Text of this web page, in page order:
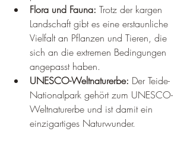
Flora und Fauna: Trotz der kargen
Landschaft gibt es eine erstaunliche
Vielfalt an Pflanzen und Tieren, die
sich an die extremen Bedingungen
angepasst haben.
UNESCO-Weltnaturerbe: Der Teide-
Nationalpark gehört zum UNESCO-
Weltnaturerbe und ist damit ein
einzigartiges Naturwunder.